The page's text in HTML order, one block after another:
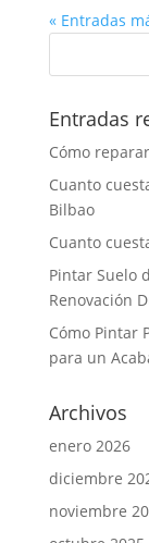
« Entradas
Entradas
Cómo
Cuanto
Bilbao
Cuanto
Pintar Suelo
Renovación
Cómo Pintar
para un
Archivos
enero 2026
diciembre
noviembre